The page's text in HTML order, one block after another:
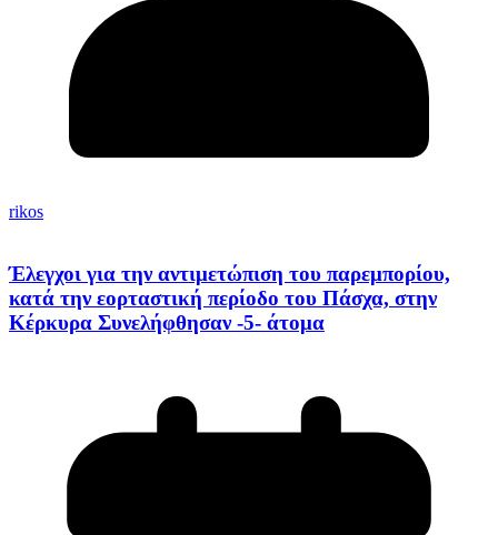
rikos
Έλεγχοι για την αντιμετώπιση του παρεμπορίου,
κατά την εορταστική περίοδο του Πάσχα, στην
Κέρκυρα Συνελήφθησαν -5- άτομα